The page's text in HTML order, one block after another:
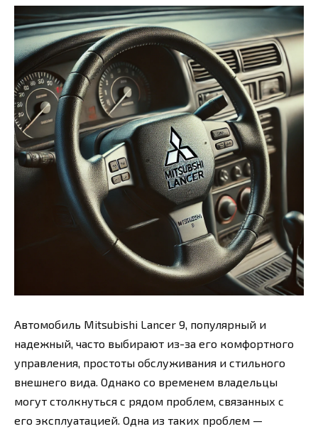
Автомобиль Mitsubishi Lancer 9, популярный и
надежный, часто выбирают из-за его комфортного
управления, простоты обслуживания и стильного
внешнего вида. Однако со временем владельцы
могут столкнуться с рядом проблем, связанных с
его эксплуатацией. Одна из таких проблем —